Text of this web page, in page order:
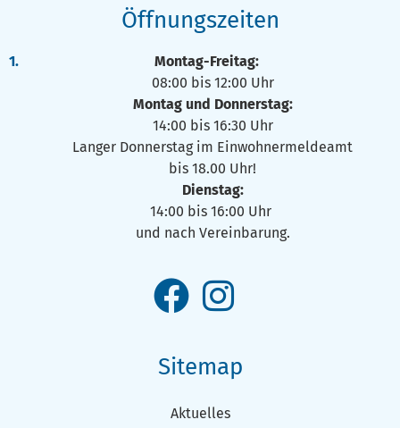
Öffnungszeiten
Montag-Freitag:
08:00 bis 12:00 Uhr
Montag und Donnerstag:
14:00 bis 16:30 Uhr
Langer Donnerstag im Einwohnermeldeamt
bis 18.00 Uhr!
Dienstag:
14:00 bis 16:00 Uhr
und nach Vereinbarung.
Sitemap
Aktuelles